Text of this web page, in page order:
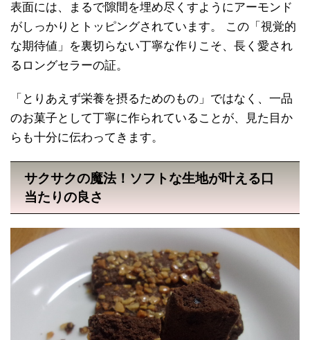
表面には、まるで隙間を埋め尽くすようにアーモンド
がしっかりとトッピングされています。 この「視覚的
な期待値」を裏切らない丁寧な作りこそ、長く愛され
るロングセラーの証。
「とりあえず栄養を摂るためのもの」ではなく、一品
のお菓子として丁寧に作られていることが、見た目か
らも十分に伝わってきます。
サクサクの魔法！ソフトな生地が叶える口
当たりの良さ